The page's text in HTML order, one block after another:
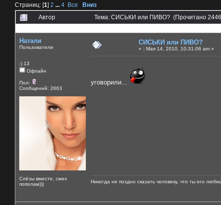
Страниц: [1] 2 ... 4 Все
Вниз
Автор
Тема: СИСЬКИ или ПИВО? (Прочитано
Натали
Пользователи
:) 13
Офлайн
Пол:
Сообщений: 2663
Слёзы вместе, смех
пополам)))
СИСЬКИ или ПИВО?
« : Мая 14, 2010, 10:31:06 am »
уговорили...
Никогда не поздно сказать человеку, что ты его